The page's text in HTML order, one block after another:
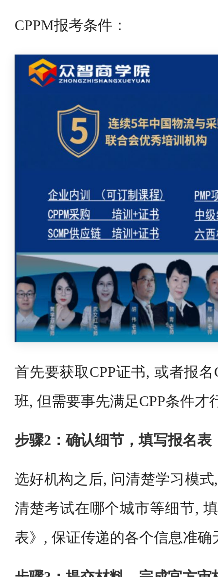
CPPM报考条件：
首先要获取CPP证书, 或者报名
班, 但需要事先满足CPP条件才
步骤2：确认细节，填写报名表
选好机构之后, 问清楚学习模
清楚考试在哪个城市等细节,
表》, 保证传递的各个信息准确